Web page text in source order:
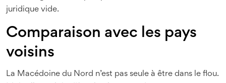
juridique vide.
Comparaison avec les pays
voisins
La Macédoine du Nord n’est pas seule à être dans le flou.